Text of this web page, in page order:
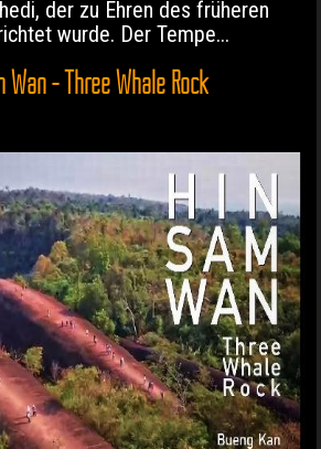
der zu Ehren des früheren
wurde. Der Tempe...
Wan - Three Whale Rock